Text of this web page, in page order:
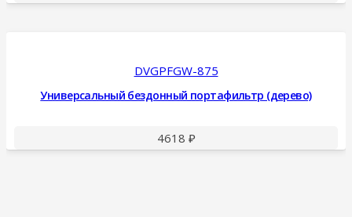
DVGPFGW-875
Универсальный бездонный портафильтр (дерево)
4618 ₽